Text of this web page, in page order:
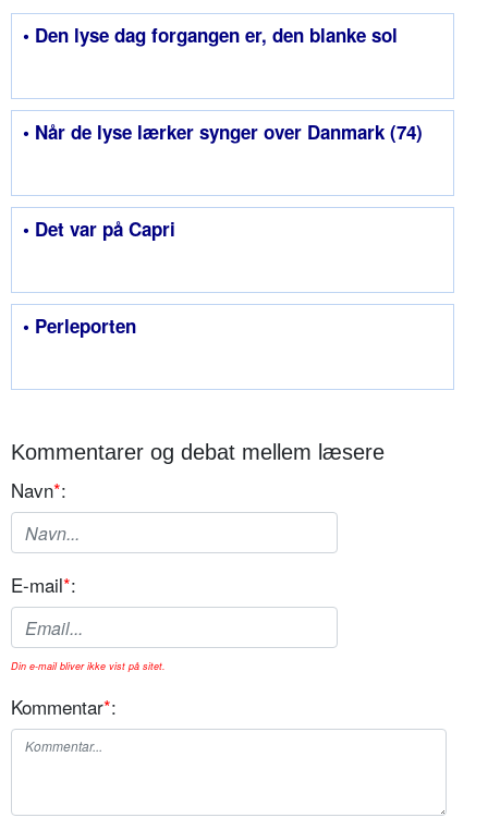
• Den lyse dag forgangen er, den blanke sol
• Når de lyse lærker synger over Danmark (74)
• Det var på Capri
• Perleporten
Kommentarer og debat mellem læsere
Navn*:
E-mail*:
Din e-mail bliver ikke vist på sitet.
Kommentar*: